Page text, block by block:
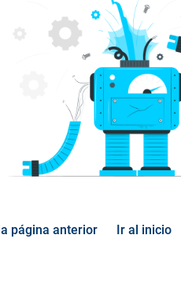
página anterior Ir al inicio